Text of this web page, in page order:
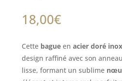
18,00€
Cette bagueen acier doré
design raffiné avec son
lisse, formant un sublime